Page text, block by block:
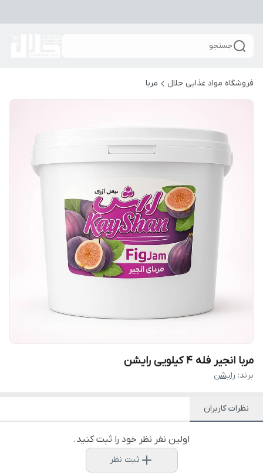
جستجو
فروشگاه مواد غذایی حلال مربا
مربا انجیر فله 4 کیلویی رایشن
برند: رایشن
نظرات کاربران
اولین نفر نظر خود را ثبت کنید.
ثبت نظر